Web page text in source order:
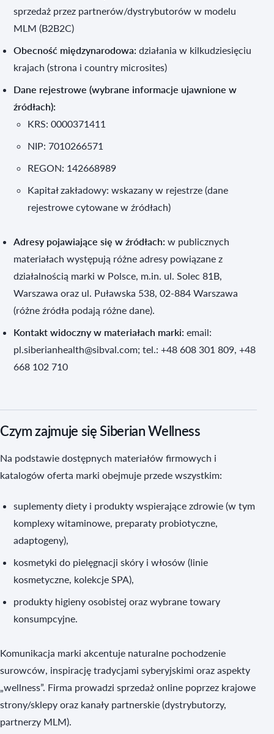
sprzedaż przez partnerów/dystrybutorów w modelu
MLM (B2B2C)
Obecność międzynarodowa: działania w kilkudziesięciu
krajach (strona i country microsites)
Dane rejestrowe (wybrane informacje ujawnione w
źródłach):
KRS: 0000371411
NIP: 7010266571
REGON: 142668989
Kapitał zakładowy: wskazany w rejestrze (dane
rejestrowe cytowane w źródłach)
Adresy pojawiające się w źródłach: w publicznych
materiałach występują różne adresy powiązane z
działalnością marki w Polsce, m.in. ul. Solec 81B,
Warszawa oraz ul. Puławska 538, 02-884 Warszawa
(różne źródła podają różne dane).
Kontakt widoczny w materiałach marki: email:
pl.siberianhealth@sibval.com; tel.: +48 608 301 809, +48
668 102 710
Czym zajmuje się Siberian Wellness
Na podstawie dostępnych materiałów firmowych i
katalogów oferta marki obejmuje przede wszystkim:
suplementy diety i produkty wspierające zdrowie (w tym
komplexy witaminowe, preparaty probiotyczne,
adaptogeny),
kosmetyki do pielęgnacji skóry i włosów (linie
kosmetyczne, kolekcje SPA),
produkty higieny osobistej oraz wybrane towary
konsumpcyjne.
Komunikacja marki akcentuje naturalne pochodzenie
surowców, inspirację tradycjami syberyjskimi oraz aspekty
„wellness”. Firma prowadzi sprzedaż online poprzez krajowe
strony/sklepy oraz kanały partnerskie (dystrybutorzy,
partnerzy MLM).